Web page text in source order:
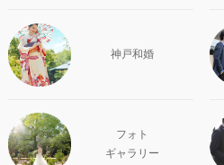
神戸和婚
フォト
ギャラリー